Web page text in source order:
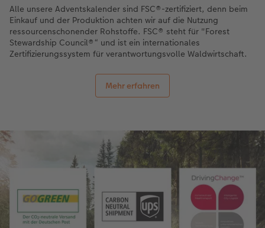
Alle unsere Adventskalender sind FSC®-zertifiziert, denn beim
Einkauf und der Produktion achten wir auf die Nutzung
ressourcenschonender Rohstoffe. FSC® steht für "Forest
Stewardship Council®“ und ist ein internationales
Zertifizierungssystem für verantwortungsvolle Waldwirtschaft.
Mehr erfahren